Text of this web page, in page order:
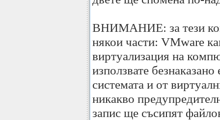
ВНИМАНИЕ: за тези
някои части: VMware
виртуализация на
използвате
системата и от
никакво
запис ще съсипят